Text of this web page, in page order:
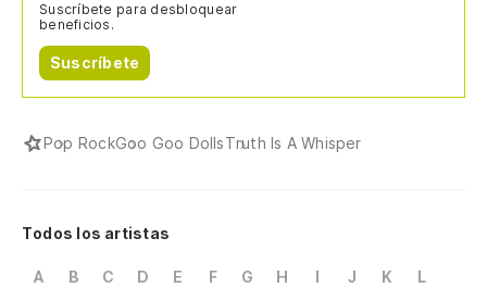
Suscríbete para desbloquear
beneficios.
Suscríbete
Pop RockGoo Goo DollsTruth Is A Whisper
Todos los artistas
A B C D E F G H I J K
L